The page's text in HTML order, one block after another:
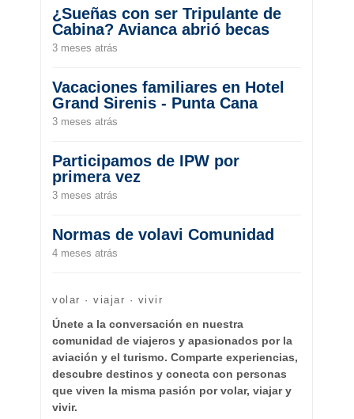
¿Sueñas con ser Tripulante de
Cabina? Avianca abrió becas
3 meses atrás
Vacaciones familiares en Hotel
Grand Sirenis - Punta Cana
3 meses atrás
Participamos de IPW por
primera vez
3 meses atrás
Normas de volavi Comunidad
4 meses atrás
volar · viajar · vivir
Únete a la conversación en nuestra
comunidad de viajeros y apasionados por la
aviación y el turismo. Comparte experiencias,
descubre destinos y conecta con personas
que viven la misma pasión por volar, viajar y
vivir.